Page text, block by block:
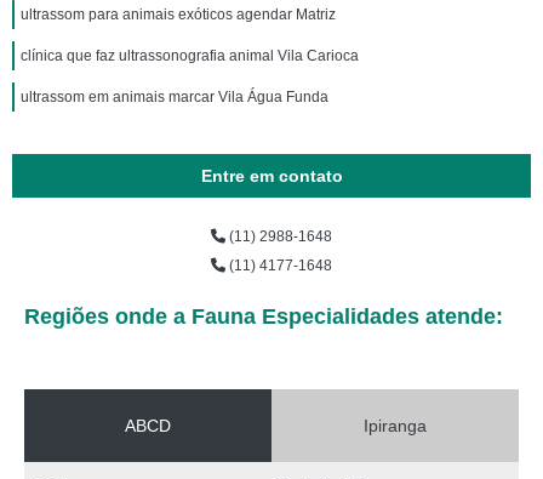
ultrassom para animais exóticos agendar Matriz
clínica que faz ultrassonografia animal Vila Carioca
ultrassom em animais marcar Vila Água Funda
Entre em contato
(11) 2988-1648
(11) 4177-1648
Regiões onde a Fauna Especialidades atende:
ABCD Ipiranga